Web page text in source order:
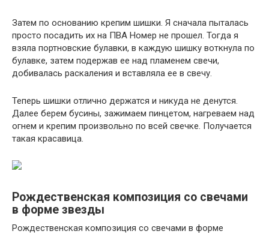
Затем по основанию крепим шишки. Я сначала пыталась
просто посадить их на ПВА Номер не прошел. Тогда я
взяла портновские булавки, в каждую шишку воткнула по
булавке, затем подержав ее над пламенем свечи,
добивалась раскаления и вставляла ее в свечу.
Теперь шишки отлично держатся и никуда не денутся.
Далее берем бусины, зажимаем пинцетом, нагреваем над
огнем и крепим произвольно по всей свечке. Получается
такая красавица.
Рождественская композиция со свечами
в форме звезды
Рождественская композиция со свечами в форме